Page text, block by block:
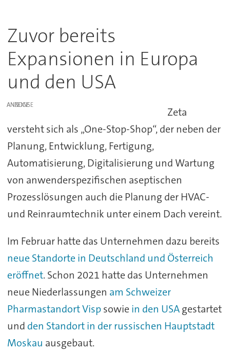
Zuvor bereits
Expansionen in Europa
und den USA
ANZEIGE
Zeta
versteht sich als „One-Stop-Shop“, der neben der
Planung, Entwicklung, Fertigung,
Automatisierung, Digitalisierung und Wartung
von anwenderspezifischen aseptischen
Prozesslösungen auch die Planung der HVAC-
und Reinraumtechnik unter einem Dach vereint.
Im Februar hatte das Unternehmen dazu bereits
neue Standorte in Deutschland und Österreich
eröffnet. Schon 2021 hatte das Unternehmen
neue Niederlassungen am Schweizer
Pharmastandort Vispsowie in den USAgestartet
und den Standort in der russischen Hauptstadt
Moskau ausgebaut.